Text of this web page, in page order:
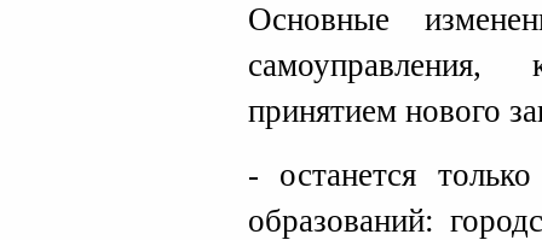
Основные
принятием нового
- останется
образований: